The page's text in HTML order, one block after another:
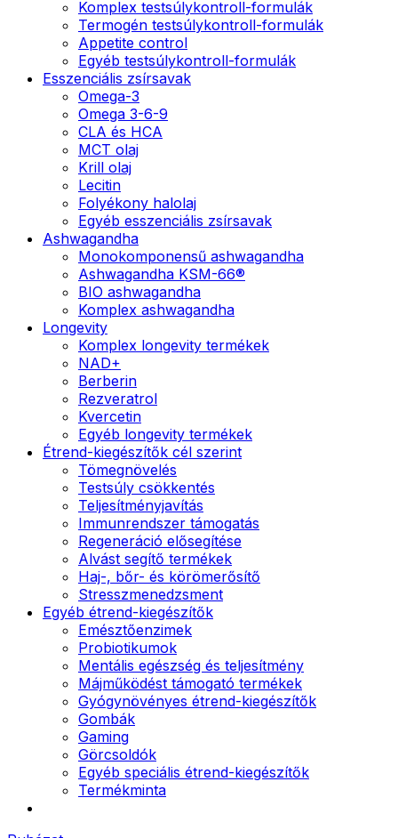
Komplex testsúlykontroll-formulák
Termogén testsúlykontroll-formulák
Appetite control
Egyéb testsúlykontroll-formulák
Esszenciális zsírsavak
Omega-3
Omega 3-6-9
CLA és HCA
MCT olaj
Krill olaj
Lecitin
Folyékony halolaj
Egyéb esszenciális zsírsavak
Ashwagandha
Monokomponensű ashwagandha
Ashwagandha KSM-66®
BIO ashwagandha
Komplex ashwagandha
Longevity
Komplex longevity termékek
NAD+
Berberin
Rezveratrol
Kvercetin
Egyéb longevity termékek
Étrend-kiegészítők cél szerint
Tömegnövelés
Testsúly csökkentés
Teljesítményjavítás
Immunrendszer támogatás
Regeneráció elősegítése
Alvást segítő termékek
Haj-, bőr- és körömerősítő
Stresszmenedzsment
Egyéb étrend-kiegészítők
Emésztőenzimek
Probiotikumok
Mentális egészség és teljesítmény
Májműködést támogató termékek
Gyógynövényes étrend-kiegészítők
Gombák
Gaming
Görcsoldók
Egyéb speciális étrend-kiegészítők
Termékminta